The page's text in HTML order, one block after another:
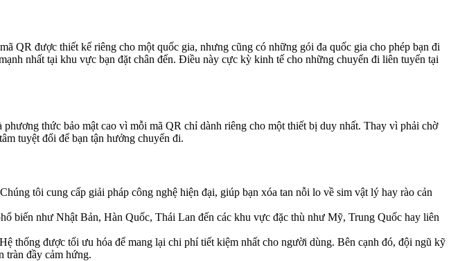
QR được thiết kế riêng cho một quốc gia, nhưng cũng có những gói đa quốc gia cho phép bạn đi
nhất tại khu vực bạn đặt chân đến. Điều này cực kỳ kinh tế cho những chuyến đi liên tuyến tại
thức bảo mật cao vì mỗi mã QR chỉ dành riêng cho một thiết bị duy nhất. Thay vì phải chờ
tuyệt đối để bạn tận hưởng chuyến đi.
tôi cung cấp giải pháp công nghệ hiện đại, giúp bạn xóa tan nỗi lo về sim vật lý hay rào cản
biến như Nhật Bản, Hàn Quốc, Thái Lan đến các khu vực đặc thù như Mỹ, Trung Quốc hay liên
thống được tối ưu hóa để mang lại chi phí tiết kiệm nhất cho người dùng. Bên cạnh đó, đội ngũ kỹ
tràn đầy cảm hứng.